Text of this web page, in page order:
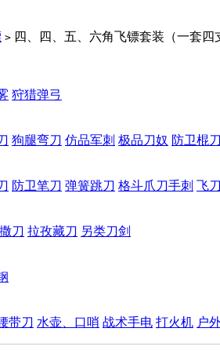
> 四、四、五、六角飞镖套装（一套四
狩猎弹弓
狗腿弯刀 仿品军刺 极品刀奴 防卫棍刀
防卫笔刀 弹簧跳刀 格斗爪刀手刺 飞
刀 拉孜藏刀 另类刀剑
带刀 水壶、口哨 战术手电 打火机 户